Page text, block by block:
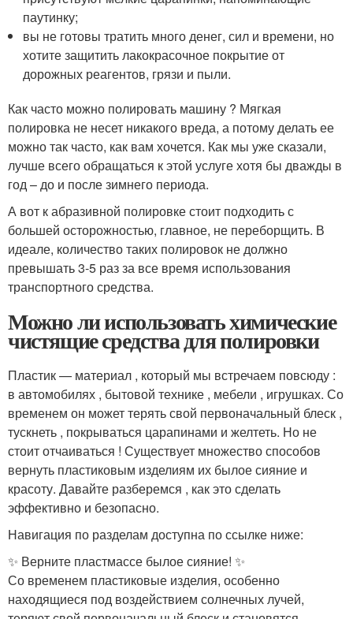
паутинку;
вы не готовы тратить много денег, сил и времени, но
хотите защитить лакокрасочное покрытие от
дорожных реагентов, грязи и пыли.
Как часто можно полировать машину ? Мягкая
полировка не несет никакого вреда, а потому делать ее
можно так часто, как вам хочется. Как мы уже сказали,
лучше всего обращаться к этой услуге хотя бы дважды в
год – до и после зимнего периода.
А вот к абразивной полировке стоит подходить с
большей осторожностью, главное, не переборщить. В
идеале, количество таких полировок не должно
превышать 3-5 раз за все время использования
транспортного средства.
Можно ли использовать химические
чистящие средства для полировки
Пластик — материал , который мы встречаем повсюду :
в автомобилях , бытовой технике , мебели , игрушках. Со
временем он может терять свой первоначальный блеск ,
тускнеть , покрываться царапинами и желтеть. Но не
стоит отчаиваться ! Существует множество способов
вернуть пластиковым изделиям их былое сияние и
красоту. Давайте разберемся , как это сделать
эффективно и безопасно.
Навигация по разделам доступна по ссылке ниже:
✨ Верните пластмассе былое сияние! ✨
Со временем пластиковые изделия, особенно
находящиеся под воздействием солнечных лучей,